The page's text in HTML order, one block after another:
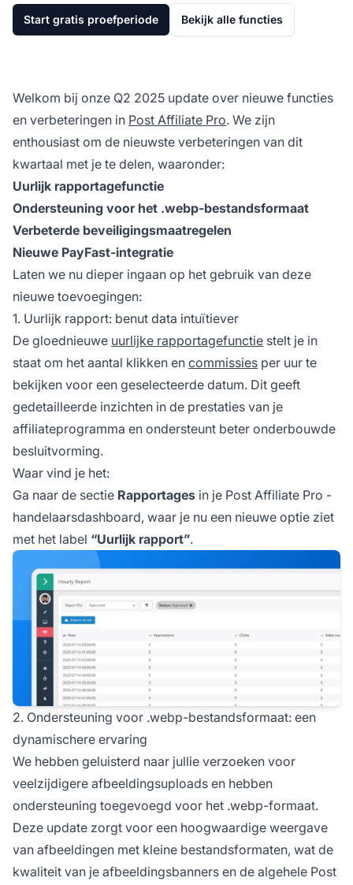
Start gratis proefperiode Bekijk alle functies
Welkom bij onze Q2 2025 update over nieuwe functies
en verbeteringen in Post Affiliate Pro. We zijn
enthousiast om de nieuwste verbeteringen van dit
kwartaal met je te delen, waaronder:
Uurlijk rapportagefunctie
Ondersteuning voor het .webp-bestandsformaat
Verbeterde beveiligingsmaatregelen
Nieuwe PayFast-integratie
Laten we nu dieper ingaan op het gebruik van deze
nieuwe toevoegingen:
1. Uurlijk rapport: benut data intuïtiever
De gloednieuwe uurlijke rapportagefunctie stelt je in
staat om het aantal klikken en commissies per uur te
bekijken voor een geselecteerde datum. Dit geeft
gedetailleerde inzichten in de prestaties van je
affiliateprogramma en ondersteunt beter onderbouwde
besluitvorming.
Waar vind je het:
Ga naar de sectie Rapportages in je Post Affiliate Pro -
handelaarsdashboard, waar je nu een nieuwe optie ziet
met het label “Uurlijk rapport”.
2. Ondersteuning voor .webp-bestandsformaat: een
dynamischere ervaring
We hebben geluisterd naar jullie verzoeken voor
veelzijdigere afbeeldingsuploads en hebben
ondersteuning toegevoegd voor het .webp-formaat.
Deze update zorgt voor een hoogwaardige weergave
van afbeeldingen met kleine bestandsformaten, wat de
kwaliteit van je afbeeldingsbanners en de algehele Post